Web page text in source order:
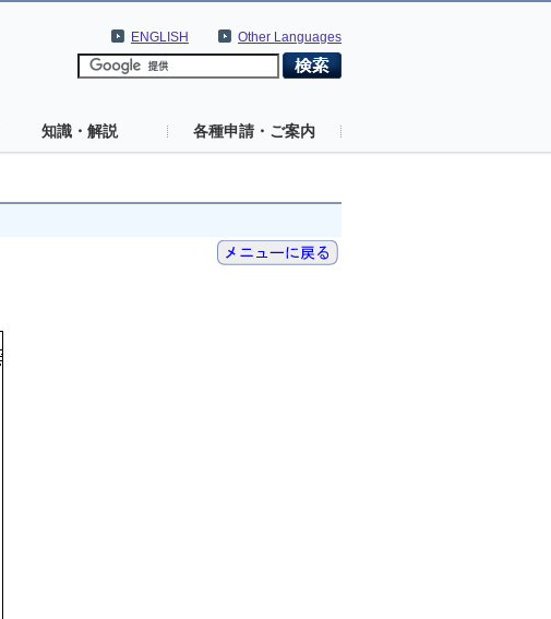
Other Languages
ENGLISH
知識・解説 各種申請・ご案内